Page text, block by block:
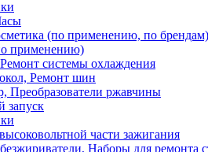
(по применению, по брендам)
применению)
системы охлаждения
Ремонт шин
Преобразователи ржавчины
запуск
части зажигания
Наборы для ремонта